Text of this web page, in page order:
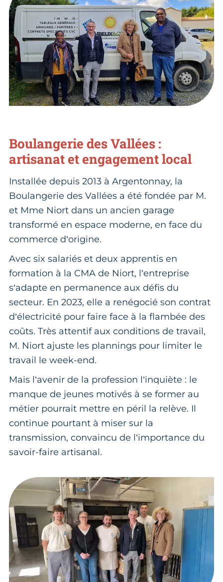
Boulangerie des Vallées :
artisanat et engagement local
Installée depuis 2013 à Argentonnay, la
Boulangerie des Vallées a été fondée par M.
et Mme Niort dans un ancien garage
transformé en espace moderne, en face du
commerce d’origine.
Avec six salariés et deux apprentis en
formation à la CMA de Niort, l’entreprise
s’adapte en permanence aux défis du
secteur. En 2023, elle a renégocié son contrat
d’électricité pour faire face à la flambée des
coûts. Très attentif aux conditions de travail,
M. Niort ajuste les plannings pour limiter le
travail le week-end.
Mais l’avenir de la profession l’inquiète : le
manque de jeunes motivés à se former au
métier pourrait mettre en péril la relève. Il
continue pourtant à miser sur la
transmission, convaincu de l’importance du
savoir-faire artisanal.